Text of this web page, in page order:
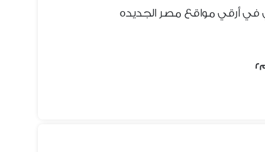
أرقي مواقع مصر الجديده